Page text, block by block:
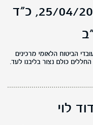
כ"ד
הביטוח הלאומי מרכינים
כולם נצור בליבנו לעד.
לוי